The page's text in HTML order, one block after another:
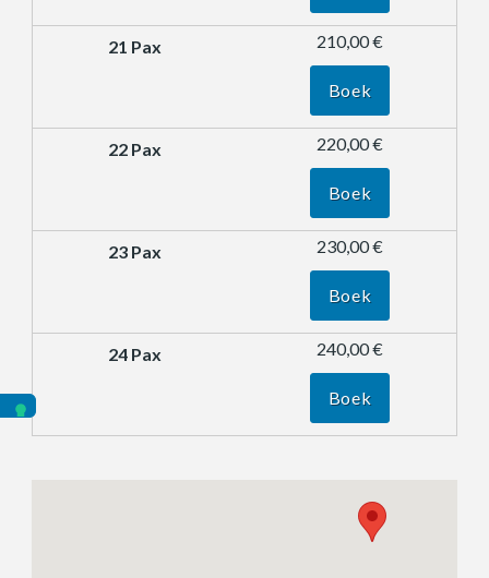
210,00 €
Boek
220,00 €
Boek
230,00 €
Boek
240,00 €
Boek